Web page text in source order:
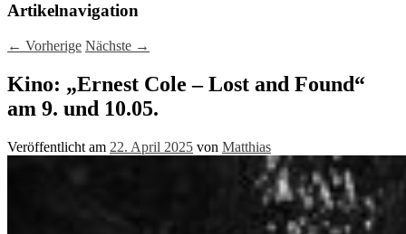
Artikelnavigation
← Vorherige Nächste →
Kino: „Ernest Cole – Lost and Found“
am 9. und 10.05.
Veröffentlicht am 22. April 2025 von Matthias